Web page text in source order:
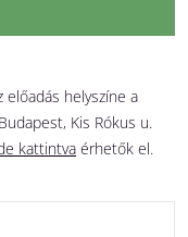
előadás helyszíne a
Kis Rókus u.
kattintva érhetők el.